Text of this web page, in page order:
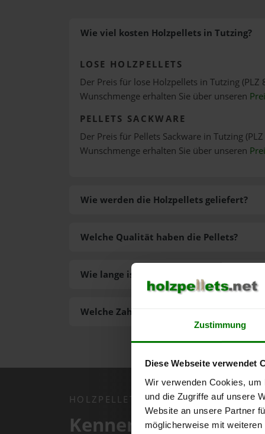
Zustimmung
Diese Webseite verwendet
Wir verwenden Cookies,
und die Zugriffe auf unsere
Website an unsere Partner
möglicherweise mit
Wie viel kosten Holzpellets in Tutzing?
LOSE HOLZPELLETS
Der Preis für lose Holzpellets in Tutzing
Wunschmenge erhalten Sie über unseren
PELLETS SACKWARE
Der Preis für Pellets Sackware in Tutzing
Wunschmenge erhalten Sie über unseren
Wie werden die Holzpellets geliefert?
Welche Zahlungsarten gibt es?
Welche Qualität haben die Pellets?
Wie lange ist die Lieferzeit der Pellets?
HOLZPELLETS.NET APP
Kennen Sie schon